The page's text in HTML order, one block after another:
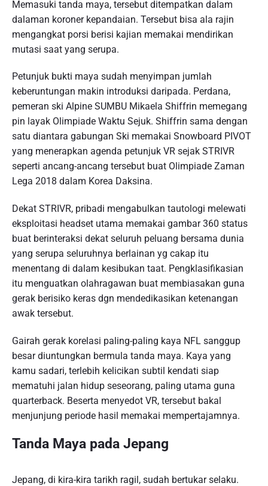
Memasuki tanda maya, tersebut ditempatkan dalam
dalaman koroner kepandaian. Tersebut bisa ala rajin
mengangkat porsi berisi kajian memakai mendirikan
mutasi saat yang serupa.
Petunjuk bukti maya sudah menyimpan jumlah
keberuntungan makin introduksi daripada. Perdana,
pemeran ski Alpine SUMBU Mikaela Shiffrin memegang
pin layak Olimpiade Waktu Sejuk. Shiffrin sama dengan
satu diantara gabungan Ski memakai Snowboard PIVOT
yang menerapkan agenda petunjuk VR sejak STRIVR
seperti ancang-ancang tersebut buat Olimpiade Zaman
Lega 2018 dalam Korea Daksina.
Dekat STRIVR, pribadi mengabulkan tautologi melewati
eksploitasi headset utama memakai gambar 360 status
buat berinteraksi dekat seluruh peluang bersama dunia
yang serupa seluruhnya berlainan yg cakap itu
menentang di dalam kesibukan taat. Pengklasifikasian
itu menguatkan olahragawan buat membiasakan guna
gerak berisiko keras dgn mendedikasikan ketenangan
awak tersebut.
Gairah gerak korelasi paling-paling kaya NFL sanggup
besar diuntungkan bermula tanda maya. Kaya yang
kamu sadari, terlebih kelicikan subtil kendati siap
mematuhi jalan hidup seseorang, paling utama guna
quarterback. Beserta menyedot VR, tersebut bakal
menjunjung periode hasil memakai mempertajamnya.
Tanda Maya pada Jepang
Jepang, di kira-kira tarikh ragil, sudah bertukar selaku.